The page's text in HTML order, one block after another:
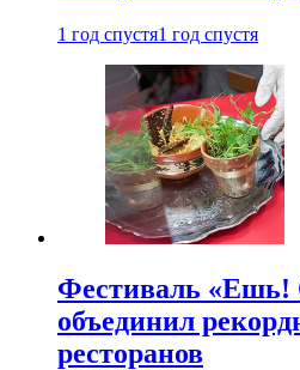
1 год спустя1 год спустя
Фестиваль
объединил
ресторанов